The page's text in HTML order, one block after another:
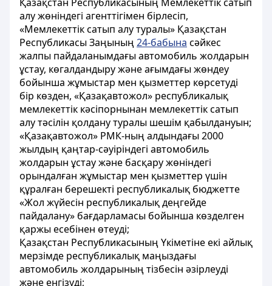
алу жөніндегі агенттігiмен бiрлесіп,
«Мемлекеттік сатып алу туралы» Қазақстан
Республикасы Заңының24-бабына сәйкес
жалпы пайдаланымдағы автомобиль жолдарын
ұстау, көгалдандыру және ағымдағы жөндеу
бойынша жұмыстар мен қызметтер көрсетудi
бiр көзден, «Қазақавтожол» республикалық
мемлекеттік кәсiпорнынан мемлекеттік сатып
алу тәсiлiн қолдану туралы шешiм қабылдануын;
«Қазақавтожол» РМК-ның алдындағы 2000
жылдың қаңтар-сәуiрiндегі автомобиль
жолдарын ұстау және басқару жөнiндегі
орындалған жұмыстар мен қызметтер үшiн
құралған берешектi республикалық бюджетте
«Жол жүйесiн республикалық деңгейде
пайдалану» бағдарламасы бойынша көзделген
қаржы есебiнен өтеудi;
Қазақстан Республикасының Үкіметіне екi айлық
мерзiмде республикалық маңыздағы
автомобиль жолдарының тiзбесiн әзiрлеудi
және енгізудi;